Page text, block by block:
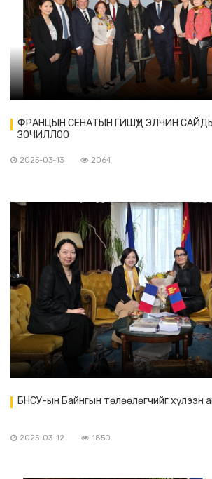
ФРАНЦЫН СЕНАТЫН ГИШҮҮД ЭЛЧИН
ЗОЧИЛЛОО
2025-03-13 2064
БНСУ-ын Байнгын төлөөлөгчийг хүлээн
2025-03-12 1850